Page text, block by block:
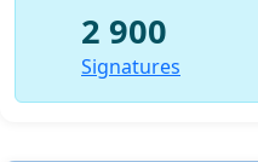
2 900
Signatures